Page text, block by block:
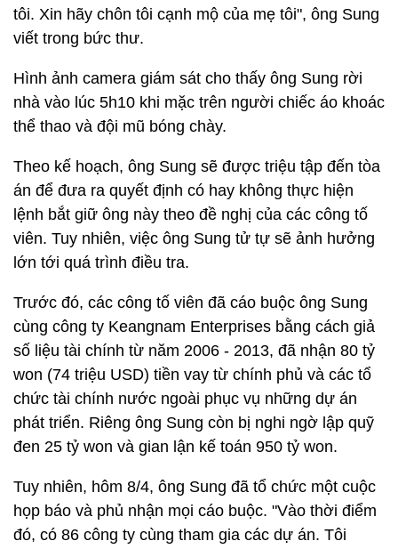
tôi. Xin hãy chôn tôi cạnh mộ của mẹ tôi", ông Sung
viết trong bức thư.
Hình ảnh camera giám sát cho thấy ông Sung rời
nhà vào lúc 5h10 khi mặc trên người chiếc áo khoác
thể thao và đội mũ bóng chày.
Theo kế hoạch, ông Sung sẽ được triệu tập đến tòa
án để đưa ra quyết định có hay không thực hiện
lệnh bắt giữ ông này theo đề nghị của các công tố
viên. Tuy nhiên, việc ông Sung tử tự sẽ ảnh hưởng
lớn tới quá trình điều tra.
Trước đó, các công tố viên đã cáo buộc ông Sung
cùng công ty Keangnam Enterprises bằng cách giả
số liệu tài chính từ năm 2006 - 2013, đã nhận 80 tỷ
won (74 triệu USD) tiền vay từ chính phủ và các tổ
chức tài chính nước ngoài phục vụ những dự án
phát triển. Riêng ông Sung còn bị nghi ngờ lập quỹ
đen 25 tỷ won và gian lận kế toán 950 tỷ won.
Tuy nhiên, hôm 8/4, ông Sung đã tổ chức một cuộc
họp báo và phủ nhận mọi cáo buộc. "Vào thời điểm
đó, có 86 công ty cùng tham gia các dự án. Tôi